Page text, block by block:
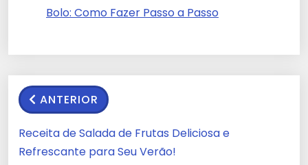
Bolo: Como Fazer Passo a Passo
ANTERIOR
Receita de Salada de Frutas Deliciosa e
Refrescante para Seu Verão!